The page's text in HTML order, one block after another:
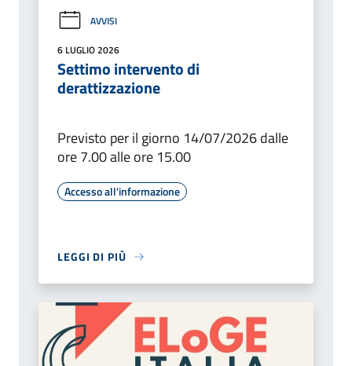
AVVISI
6 LUGLIO 2026
Settimo intervento di
derattizzazione
Previsto per il giorno 14/07/2026 dalle
ore 7.00 alle ore 15.00
Accesso all'informazione
LEGGI DI PIÙ